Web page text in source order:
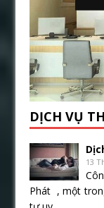
DỊCH VỤ
13
Phát , một